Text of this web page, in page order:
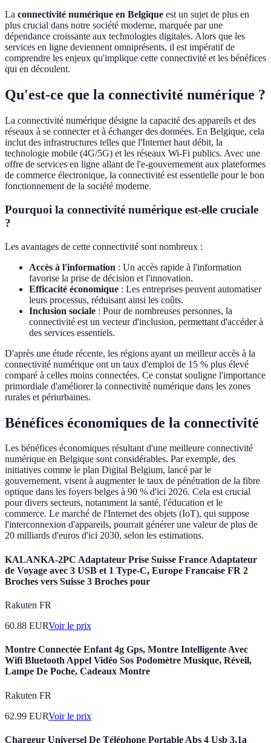
La connectivité numérique en Belgique est un sujet de plus en
plus crucial dans notre société moderne, marquée par une
dépendance croissante aux technologies digitales. Alors que les
services en ligne deviennent omniprésents, il est impératif de
comprendre les enjeux qu'implique cette connectivité et les bénéfices
qui en découlent.
Qu'est-ce que la connectivité numérique ?
La connectivité numérique désigne la capacité des appareils et des
réseaux à se connecter et à échanger des données. En Belgique, cela
inclut des infrastructures telles que l'Internet haut débit, la
technologie mobile (4G/5G) et les réseaux Wi-Fi publics. Avec une
offre de services en ligne allant de l'e-gouvernement aux plateformes
de commerce électronique, la connectivité est essentielle pour le bon
fonctionnement de la société moderne.
Pourquoi la connectivité numérique est-elle cruciale
?
Les avantages de cette connectivité sont nombreux :
Accès à l'information : Un accès rapide à l'information
favorise la prise de décision et l'innovation.
Efficacité économique : Les entreprises peuvent automatiser
leurs processus, réduisant ainsi les coûts.
Inclusion sociale : Pour de nombreuses personnes, la
connectivité est un vecteur d'inclusion, permettant d'accéder à
des services essentiels.
D'après une étude récente, les régions ayant un meilleur accès à la
connectivité numérique ont un taux d'emploi de 15 % plus élevé
comparé à celles moins connectées. Ce constat souligne l'importance
primordiale d'améliorer la connectivité numérique dans les zones
rurales et périurbaines.
Bénéfices économiques de la connectivité
Les bénéfices économiques résultant d'une meilleure connectivité
numérique en Belgique sont considérables. Par exemple, des
initiatives comme le plan Digital Belgium, lancé par le
gouvernement, visent à augmenter le taux de pénétration de la fibre
optique dans les foyers belges à 90 % d'ici 2026. Cela est crucial
pour divers secteurs, notamment la santé, l'éducation et le
commerce. Le marché de l'Internet des objets (IoT), qui suppose
l'interconnexion d'appareils, pourrait générer une valeur de plus de
20 milliards d'euros d'ici 2030, selon les estimations.
KALANKA-2PC Adaptateur Prise Suisse France Adaptateur
de Voyage avec 3 USB et 1 Type-C, Europe Francaise FR 2
Broches vers Suisse 3 Broches pour
Rakuten FR
60.88 EURVoir le prix
Montre Connectée Enfant 4g Gps, Montre Intelligente Avec
Wifi Bluetooth Appel Vidéo Sos Podomètre Musique, Réveil,
Lampe De Poche, Cadeaux Montre
Rakuten FR
62.99 EURVoir le prix
Chargeur Universel De Téléphone Portable Abs 4 Usb 3.1a